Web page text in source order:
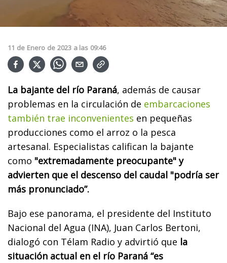
11 de Enero de 2023 a las 09:46
La bajante del río Paraná, además de causar
problemas en la circulación de embarcaciones
también trae inconvenientes en pequeñas
producciones como el arroz o la pesca
artesanal. Especialistas califican la bajante
como "extremadamente preocupante" y
advierten que el descenso del caudal "podría ser
más pronunciado”.
Bajo ese panorama, el presidente del Instituto
Nacional del Agua (INA), Juan Carlos Bertoni,
dialogó con Télam Radio y advirtió que la
situación actual en el río Paraná “es